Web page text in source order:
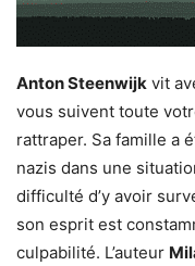
Anton Steenwijk vit
vous suivent toute
rattraper. Sa famille a
nazis dans une
difficulté d’y avoir
son esprit est
culpabilité. L’auteur